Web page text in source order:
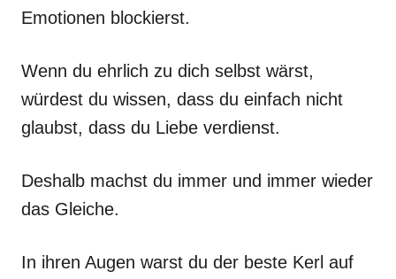
Emotionen blockierst.
Wenn du ehrlich zu dich selbst wärst,
würdest du wissen, dass du einfach nicht
glaubst, dass du Liebe verdienst.
Deshalb machst du immer und immer wieder
das Gleiche.
In ihren Augen warst du der beste Kerl auf